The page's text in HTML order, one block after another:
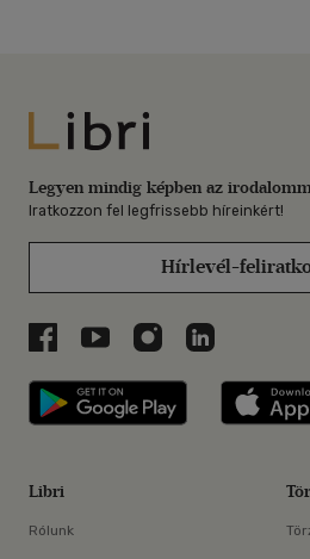
Libri
Legyen mindig képben az
Iratkozzon fel legfrissebb híreinkért!
Hírlevél-
Libri a Facebookon
Libri a Youtube-on
Libri azLibri a
Libri
Libri
Rólunk